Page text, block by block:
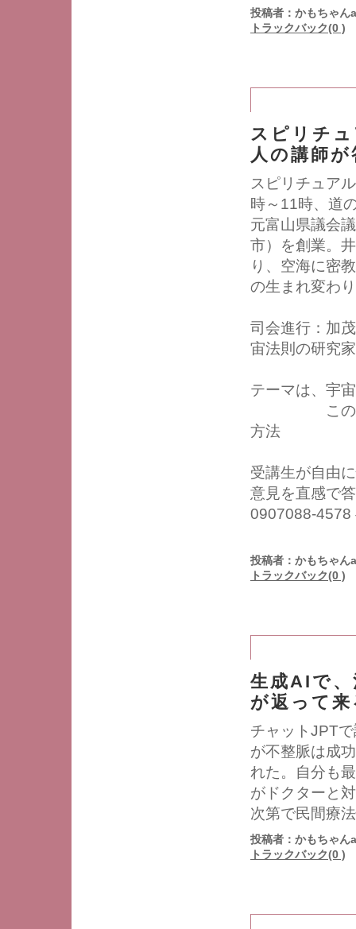
投稿者：かもちゃ
トラックバック(0 )
スピリチ
人の講師
スピリチュア
時～11時、道
元富山県議会
市）を創業。
り、空海に密
の生まれ変わ
司会進行：加
宙法則の研究
テーマは、宇
この世と、
方法
受講生が自由
意見を直感で
0907088-
投稿者：かもちゃ
トラックバック(0 )
生成AIで
が返って
チャットJPT
が不整脈は成
れた。自分も
がドクターと
次第で民間療
投稿者：かもちゃ
トラックバック(0 )